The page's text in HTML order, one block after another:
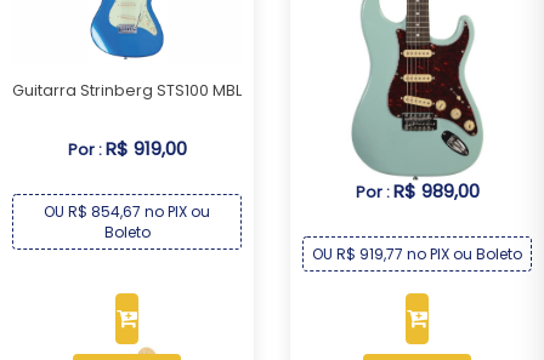
Guitarra Strinberg STS100 MBL
Por :R$ 919,00
OU R$ 854,67 no PIX ou
Boleto
Guitarra Michael GM227N AB
Por :R$ 989,00
OU R$ 919,77 no PIX ou Boleto